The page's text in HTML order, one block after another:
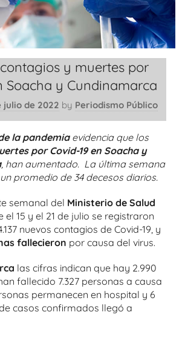
y muertes por
Soacha y Cundinamarca
julio de 2022 by Periodismo Público
la pandemiaevidencia que los
por Covid-19 en Soacha y
, han aumentado. La última semana
promedio de 34 decesos diarios.
semanal del Ministerio de Salud
el 15 y el 21 de julio se registraron
nuevos contagios de Covid-19, y
fallecieron por causa del virus.
las cifras indican que hay 2.990
fallecido 7.327 personas a causa
permanecen en hospital y 6
casos confirmados llegó a